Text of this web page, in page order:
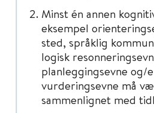
Minst én annen
eksempel
sted, språklig
logisk
planleggingsevne og/
vurderingsevne må
sammenlignet med